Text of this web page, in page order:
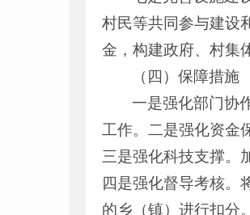
村民等共同参与建设
金，构建政府、村集
（四）保障措施
一是强化部门协
工作。二是强化资金
三是强化科技支撑。
四是强化督导考核。
的乡（镇）进行扣分